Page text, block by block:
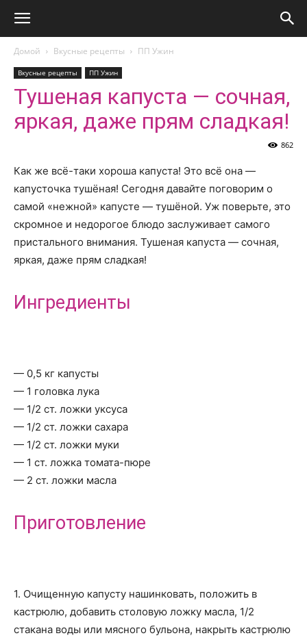
Домой Вкусные рецепты ПП Ужин
Вкусные рецепты ПП Ужин
Тушеная капуста — сочная,
яркая, даже прям сладкая!
862
Как же всё-таки хороша капуста! Это всё она —
капусточка тушёная! Сегодня давайте поговорим о
самой «нежной» капусте — тушёной. Уж поверьте, это
скромное и недорогое блюдо заслуживает самого
пристального внимания. Тушеная капуста — сочная,
яркая, даже прям сладкая!
Ингредиенты
— 0,5 кг капусты
— 1 головка лука
— 1/2 ст. ложки уксуса
— 1/2 ст. ложки сахара
— 1/2 ст. ложки муки
— 1 ст. ложка томата-пюре
— 2 ст. ложки масла
Приготовление
1. Очищенную капусту нашинковать, положить в
кастрюлю, добавить столовую ложку масла, 1/2
стакана воды или мясного бульона, накрыть кастрюлю